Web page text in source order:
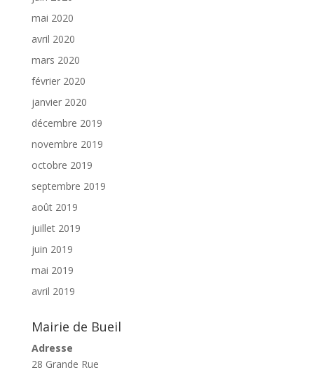
mai 2020
avril 2020
mars 2020
février 2020
janvier 2020
décembre 2019
novembre 2019
octobre 2019
septembre 2019
août 2019
juillet 2019
juin 2019
mai 2019
avril 2019
Mairie de Bueil
Adresse
28 Grande Rue